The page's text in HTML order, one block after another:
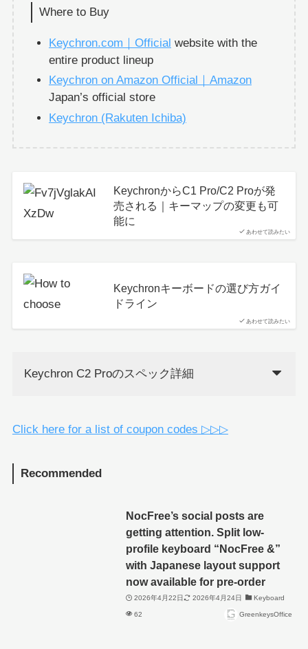
Where to Buy
Keychron.com｜Official website with the
entire product lineup
Keychron on Amazon Official｜Amazon
Japan’s official store
Keychron (Rakuten Ichiba)
あわせて読みたい
KeychronからC1 Pro/C2 Proが発
売される｜キーマップの変更も可
能に
あわせて読みたい
Keychronキーボードの選び方ガイ
ドライン
Keychron C2 Proのスペック詳細
Click here for a list of coupon codes ▷▷▷
Recommended
NocFree’s social posts are
getting attention. Split low-
profile keyboard “NocFree &”
with Japanese layout support
now available for pre-order
2026年4月22日 2026年4月24日 Keyboard
62 GreenkeysOffice